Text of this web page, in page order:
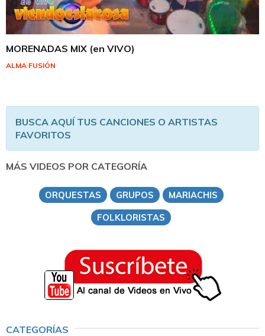
MORENADAS MIX (en VIVO)
ALMA FUSIÓN
BUSCA AQUÍ TUS CANCIONES O ARTISTAS
FAVORITOS
MÁS VIDEOS POR CATEGORÍA
ORQUESTAS GRUPOS
MARIACHIS
FOLKLORISTAS
CATEGORÍAS